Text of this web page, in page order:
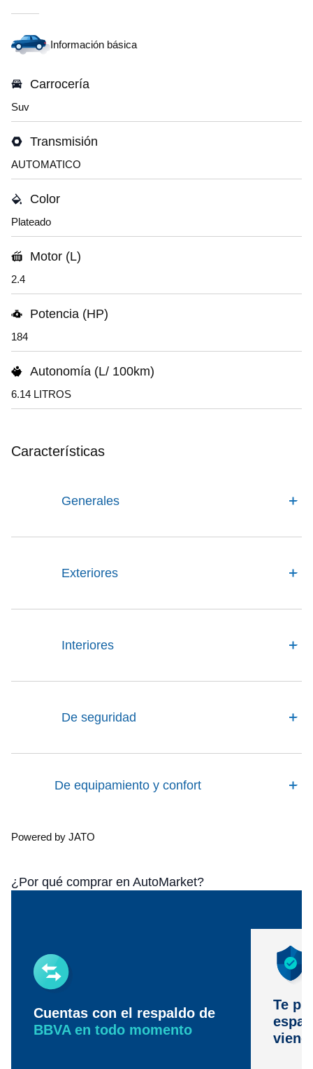
Información básica
Carrocería
Suv
Transmisión
AUTOMATICO
Color
Plateado
Motor (L)
2.4
Potencia (HP)
184
Autonomía (L/ 100km)
6.14 LITROS
Características
Generales
Exteriores
Interiores
De seguridad
De equipamiento y confort
Powered by JATO
¿Por qué comprar en AutoMarket?
Cuentas con el respaldo de
BBVA en todo momento
Te